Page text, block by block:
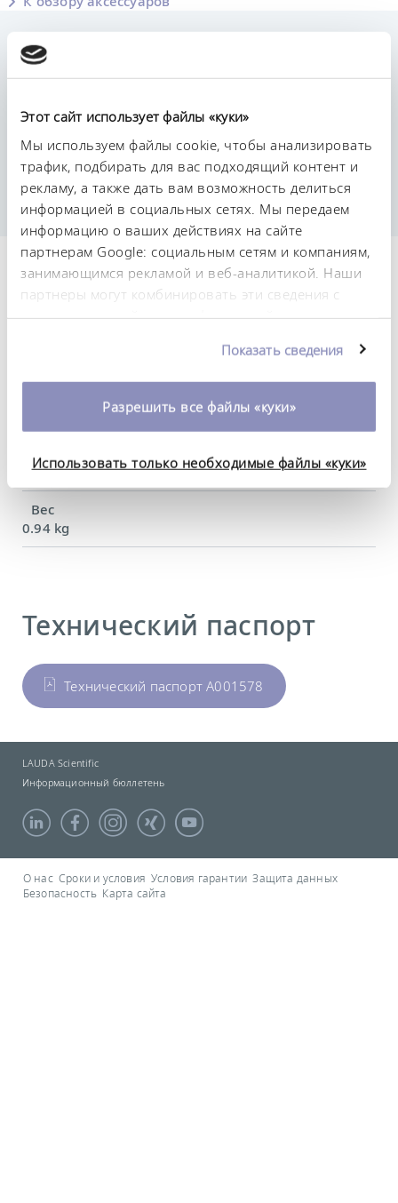
Этот сайт использует файлы «куки»
Мы используем файлы cookie, чтобы анализировать
трафик, подбирать для вас подходящий контент и
рекламу, а также дать вам возможность делиться
информацией в социальных сетях. Мы передаем
информацию о ваших действиях на сайте
партнерам Google: социальным сетям и компаниям,
занимающимся рекламой и веб-аналитикой. Наши
партнеры могут комбинировать эти сведения с
предоставленной вами информацией, а также
использовании вами их сервисов. Вы можете
изменить или отозвать свое согласие в любое
время. Более подробную информацию об этом вы
Показать сведения
Разрешить все файлы «куки»
Использовать только необходимые файлы «куки»
Рабочие характеристики
frame. No tools necessary!
Individual sets of rings are removable
Lid is made of stainless steel
Multi-piece ring set made of heat-resistant plastic
Технические
характеристики (согл.
420 x 10 x 246 mm
Материал
Нержавеющая сталь
Вес
0.94 kg
Технический паспорт
Технический паспорт A001578
LAUDA Scientific
Информационный бюллетень
О нас Сроки и условия Условия гарантии Защита данных
Безопасность Карта сайта